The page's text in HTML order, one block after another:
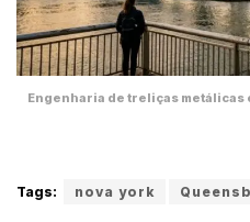
Engenharia de treliças
Tags: nova york